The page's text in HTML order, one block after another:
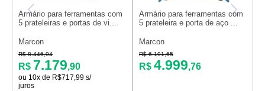
Armário para ferramentas com
5 prateleiras e portas de vi...
Marcon
R$ 8.446,94
R$ 7.179,90
ou 10x de R$717,99 s/
juros
Armário para ferramentas com
5 prateleira e porta de aço ...
Marcon
R$ 6.191,65
R$ 4.999,76